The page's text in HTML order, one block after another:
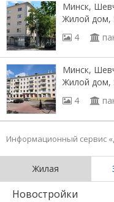
Минск,
Жилой дом,
4
Минск,
Жилой дом,
4
Информационный сервис
Жилая
Новостройки